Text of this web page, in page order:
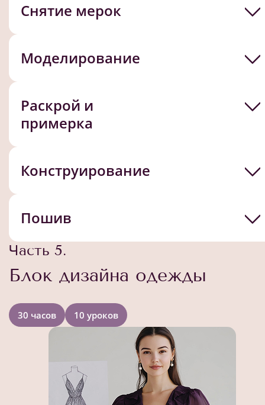
Снятие мерок
Моделирование
Раскрой и
примерка
Конструирование
Пошив
Часть 5.
Блок дизайна одежды
30 часов 10 уроков